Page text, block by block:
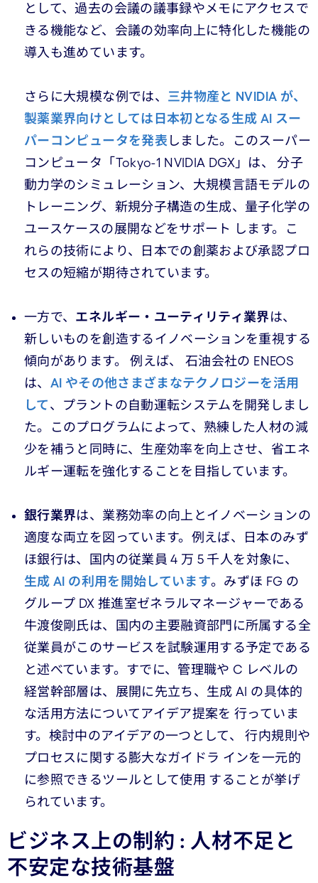
として、過去の会議の議事録やメモにアクセスで
きる機能など、会議の効率向上に特化した機能の
導入も進めています。
さらに大規模な例では、 三井物産と NVIDIA が、
製薬業界向けとしては日本初となる生成 AI スー
パーコンピュータを発表 しました。このスーパー
コンピュータ「Tokyo-1 NVIDIA DGX」は、 分子
動力学のシミュレーション、大規模言語モデルの
トレーニング、新規分子構造の生成、量子化学の
ユースケースの展開などをサポート します。こ
れらの技術により、日本での創薬および承認プロ
セスの短縮が期待されています。
一方で、 エネルギー・ユーティリティ業界は、
新しいものを創造するイノベーションを重視する
傾向があります。 例えば、 石油会社の ENEOS
は、 AI やその他さまざまなテクノロジーを活用
して 、プラントの自動運転システムを開発しまし
た。このプログラムによって、熟練した人材の減
少を補うと同時に、生産効率を向上させ、省エネ
ルギー運転を強化することを目指しています。
銀行業界は、業務効率の向上とイノベーションの
適度な両立を図っています。例えば、日本のみず
ほ銀行は、国内の従業員 4 万 5 千人を対象に、
生成 AI の利用を開始しています。みずほ FG の
グループ DX 推進室ゼネラルマネージャーである
牛渡俊剛氏は、国内の主要融資部門に所属する全
従業員がこのサービスを試験運用する予定である
と述べています。すでに、管理職や C レベルの
経営幹部層は、展開に先立ち、生成 AI の具体的
な活用方法についてアイデア提案を 行っていま
す。検討中のアイデアの一つとして、 行内規則や
プロセスに関する膨大なガイドラ インを一元的
に参照できるツールとして使用 することが挙げ
られています。
ビジネス上の制約 : 人材不足と
不安定な技術基盤